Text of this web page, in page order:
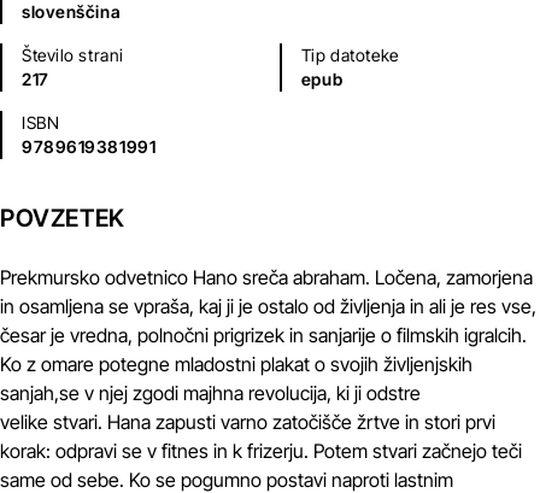
slovenščina
Število strani
217
Tip datoteke
epub
ISBN
9789619381991
POVZETEK
Prekmursko odvetnico Hano sreča abraham. Ločena, zamorjena
in osamljena se vpraša, kaj ji je ostalo od življenja in ali je res vse,
česar je vredna, polnočni prigrizek in sanjarije o filmskih igralcih.
Ko z omare potegne mladostni plakat o svojih življenjskih
sanjah,se v njej zgodi majhna revolucija, ki ji odstre
velike stvari. Hana zapusti varno zatočišče žrtve in stori prvi
korak: odpravi se v fitnes in k frizerju. Potem stvari začnejo teči
same od sebe. Ko se pogumno postavi naproti lastnim